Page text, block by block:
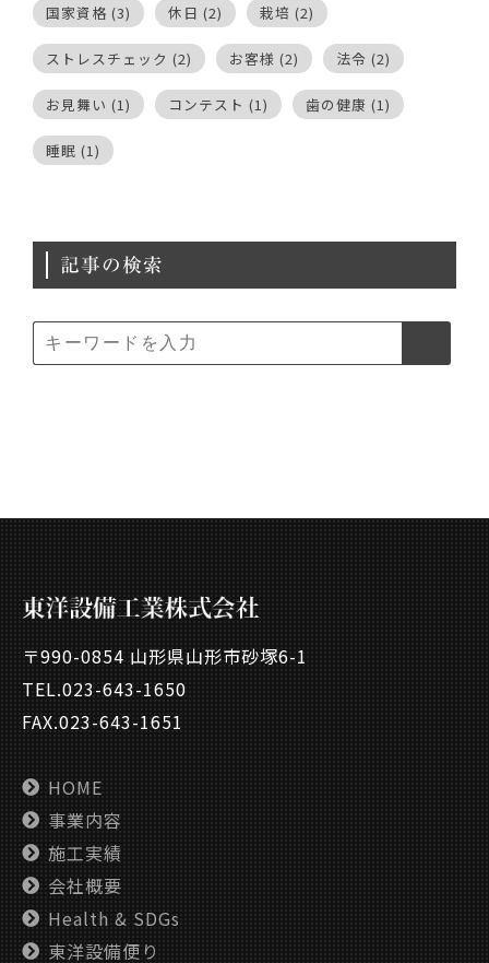
国家資格 (3) 休日 (2) 栽培 (2)
ストレスチェック (2) お客様 (2) 法令 (2)
お見舞い (1) コンテスト (1) 歯の健康 (1)
睡眠 (1)
記事の検索
〒990-0854 山形県山形市砂塚6-1
TEL.023-643-1650
FAX.023-643-1651
HOME
事業内容
施工実績
会社概要
Health & SDGs
東洋設備便り